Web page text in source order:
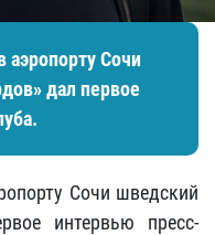
аэропорту Сочи
дал первое
Сочи шведский
интервью пресс-